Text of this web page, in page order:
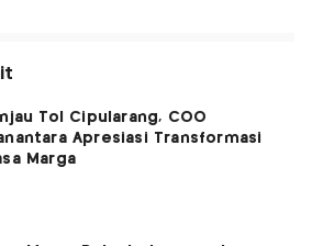
Tol Cipularang, COO
Apresiasi Transformasi
Marga